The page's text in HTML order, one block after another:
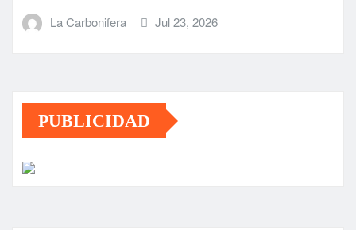
La Carbonifera Jul 23, 2026
PUBLICIDAD